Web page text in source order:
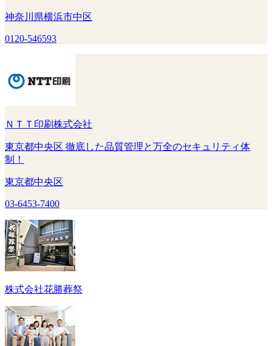
神奈川県横浜市中区
0120-546593
ＮＴＴ印刷株式会社
東京都中央区 徹底した品質管理と万全のセキュリティ体
制！
東京都中央区
03-6453-7400
株式会社花勝葬祭